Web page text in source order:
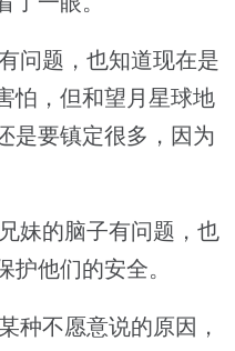
问题，也知道现在是
怕，但和望月星球地
是要镇定很多，因为
妹的脑子有问题，也
护他们的安全。
不愿意说的原因，